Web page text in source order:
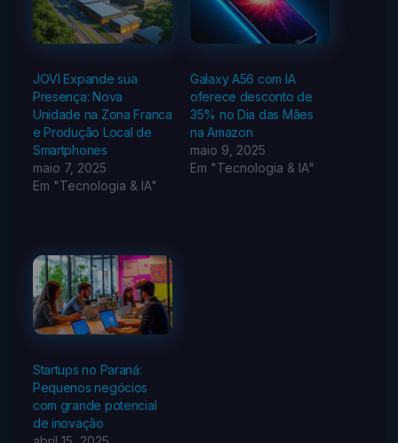
JOVI Expande sua
Presença: Nova
Unidade na Zona Franca
e Produção Local de
Smartphones
maio 7, 2025
Em "Tecnologia & IA"
Galaxy A56 com IA
oferece desconto de
35% no Dia das Mães
na Amazon
maio 9, 2025
Em "Tecnologia & IA"
Startups no Paraná:
Pequenos negócios
com grande potencial
de inovação